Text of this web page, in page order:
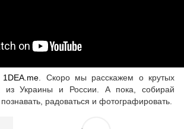
1DEA.me. Скоро мы расскажем о крутых
из Украины и России. А пока, собирай
радоваться и фотографировать.